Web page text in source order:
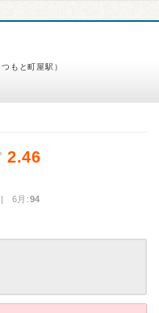
もと町屋駅）
2.46
6月:94